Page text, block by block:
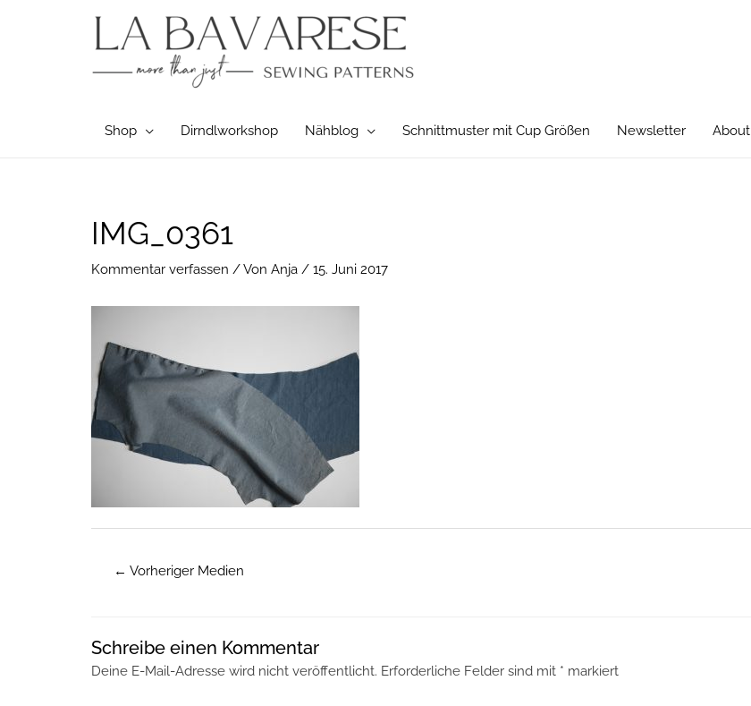
Shop Dirndlworkshop Nähblog Schnittmuster mit Cup Größen Newsletter About
IMG_0361
Kommentar verfassen / Von Anja / 15. Juni 2017
Post
navigation
← Vorheriger Medien
Schreibe einen Kommentar
Deine E-Mail-Adresse wird nicht veröffentlicht. Erforderliche Felder sind mit * markiert